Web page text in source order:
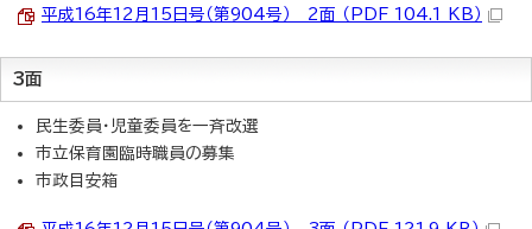
平成16年12月15日号（第904号） 2面 （PDF 104.1 KB）
3面
民生委員・児童委員を一斉改選
市立保育園臨時職員の募集
市政目安箱